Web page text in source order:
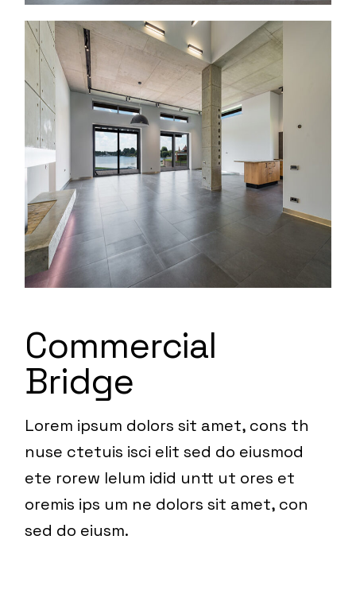
Commercial
Bridge
Lorem ipsum dolors sit amet, cons th
nuse ctetuis isci elit sed do eiusmod
ete rorew lelum idid untt ut ores et
oremis ips um ne dolors sit amet, con
sed do eiusm.